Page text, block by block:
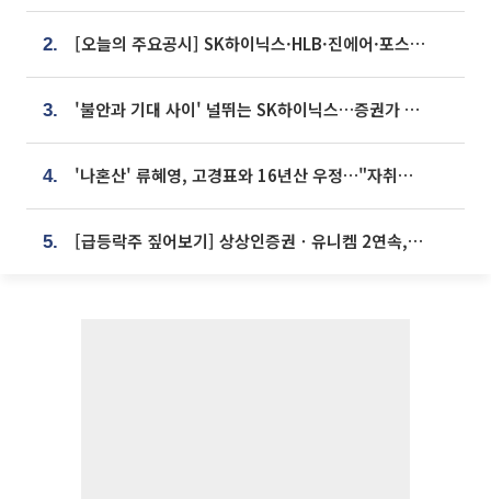
2. [오늘의 주요공시] SK하이닉스·HLB·진에어·포스코홀딩스·네이버·대우건설 등
3. '불안과 기대 사이' 널뛰는 SK하이닉스…증권가 "HBM4·LTA 기반 펀터멘털 견고"
4. '나혼산' 류혜영, 고경표와 16년산 우정…"자취방서 부모님과 마주쳐"
5. [급등락주 짚어보기] 상상인증권ㆍ유니켐 2연속, 본느 6연속 ‘상한가’⋯M&A 훈풍 분 증시